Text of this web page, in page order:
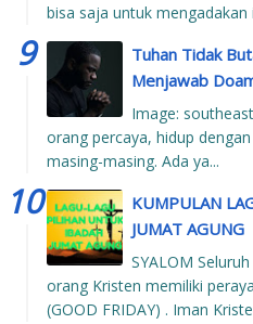
bisa saja untuk mengadakan
Tuhan Tidak
Menjawab
Image:
orang percaya, hidup
masing-masing. Ada ya...
KUMPULAN
JUMAT AGUNG
SYALOM
orang Kristen memiliki
(GOOD FRIDAY) . Iman